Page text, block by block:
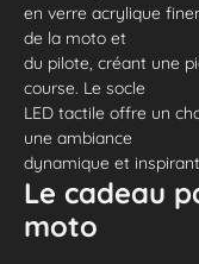
en verre acrylique
de la moto et
du pilote, créant une
course. Le socle
LED tactile offre un
une ambiance
dynamique et
Le cadeau
moto